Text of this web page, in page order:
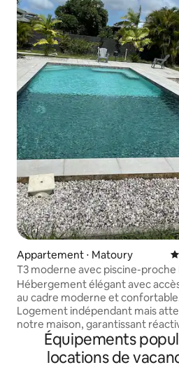
Appartement ⋅ Matoury
T3 moderne avec piscine-proche
Plaza
Hébergement élégant avec
au cadre moderne et
Logement indépendant mais
notre maison, garantissant
tout en préservant votre
Deux chambres, salon lumineux,
équipée. Jardin agréable, terrasse
Équipements
locations de